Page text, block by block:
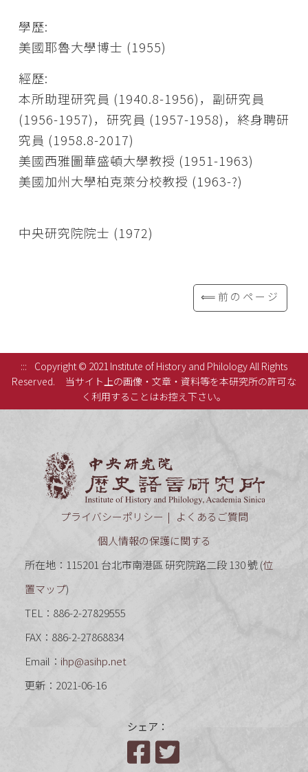
學歷:
美國耶魯大學博士 (1955)
經歷:
本所助理研究員 (1940.8-1956)，副研究員
(1956-1957)，研究員 (1957-1958)，終身聘研
究員 (1958.8-2017)
美國西雅圖華盛頓大學教授 (1951-1963)
美國加州大學柏克萊分校教授 (1963-?)
中央研究院院士 (1972)
⟸前のページ
:::
Copyright © 2021 Institute of History and Philology All Rights
Reserved.
当サイト上の画像・文章・資料等を本研究所の許可な
く利用することはお控え下さい。
プライバシーポリシー
よくあるご質問
個人情報の保護に関する
所在地：115201 台北市南港區 研究院路二段 130 號 (位
置マップ)
TEL：886-2-27829555
FAX：886-2-27868834
Email： ihp@asihp.net
更新：2021-06-16
シェア：
Facebook